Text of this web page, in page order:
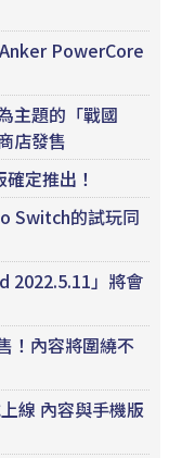
PowerCore
主題的「戰國
店發售
定推出！
Switch的試玩同
2022.5.11」將會
！內容將圍繞不
線 內容與手機版